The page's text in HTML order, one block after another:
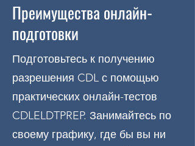
Преимущества онлайн-
подготовки
Подготовьтесь к получению
разрешения CDL с помощью
практических онлайн-тестов
CDLELDTPREP. Занимайтесь по
своему графику, где бы вы ни